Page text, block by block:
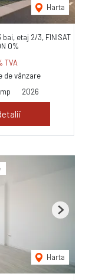
Harta
etaj 2/3, FINISAT
0%
TVA
de vânzare
2026
Harta
Next